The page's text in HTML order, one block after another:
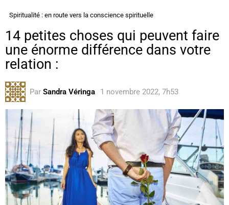
Spiritualité : en route vers la conscience spirituelle
14 petites choses qui peuvent faire
une énorme différence dans votre
relation :
Par Sandra Véringa 1 novembre 2022, 7h53